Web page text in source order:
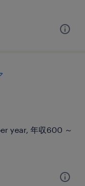
year, 年収600 ～